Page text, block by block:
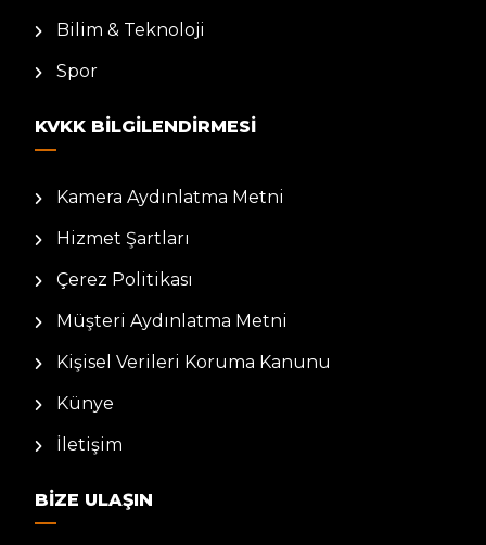
Bilim & Teknoloji
Spor
KVKK BILGILENDIRMESI
Kamera Aydınlatma Metni
Hizmet Şartları
Çerez Politikası
Müşteri Aydınlatma Metni
Kişisel Verileri Koruma Kanunu
Künye
İletişim
BIZE ULAŞIN